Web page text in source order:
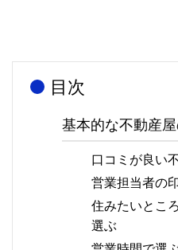
目次
基本的な不動産
口コミが良い
営業担当者の
住みたいとこ
選ぶ